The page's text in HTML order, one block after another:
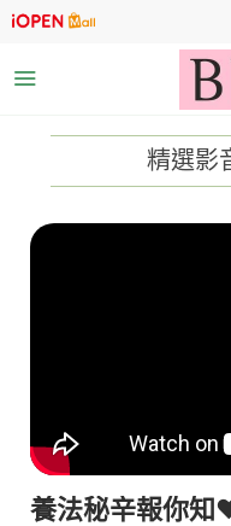
精選影
養法秘辛報你知